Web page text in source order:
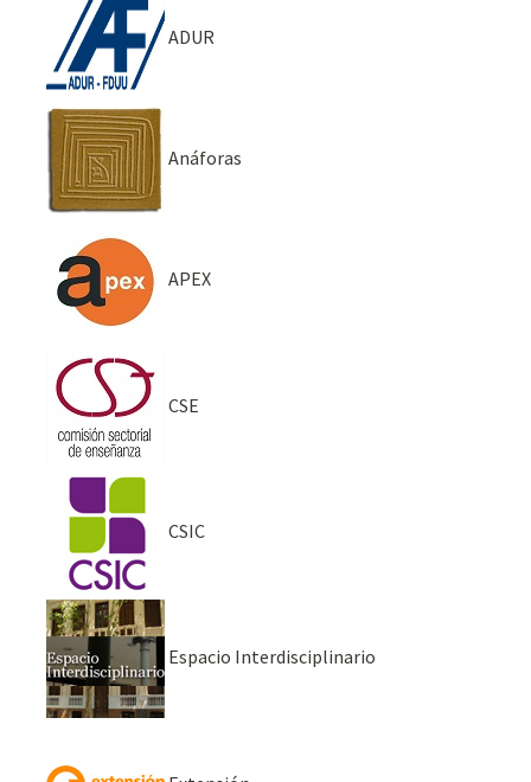
ADUR
Anáforas
APEX
CSE
CSIC
Espacio Interdisciplinario